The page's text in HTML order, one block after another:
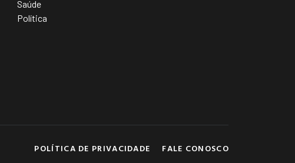
Saúde
Política
POLÍTICA DE PRIVACIDADE FALE CONOSCO